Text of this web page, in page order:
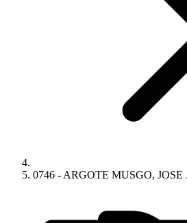
0746 - ARGOTE MUSGO, JOSE